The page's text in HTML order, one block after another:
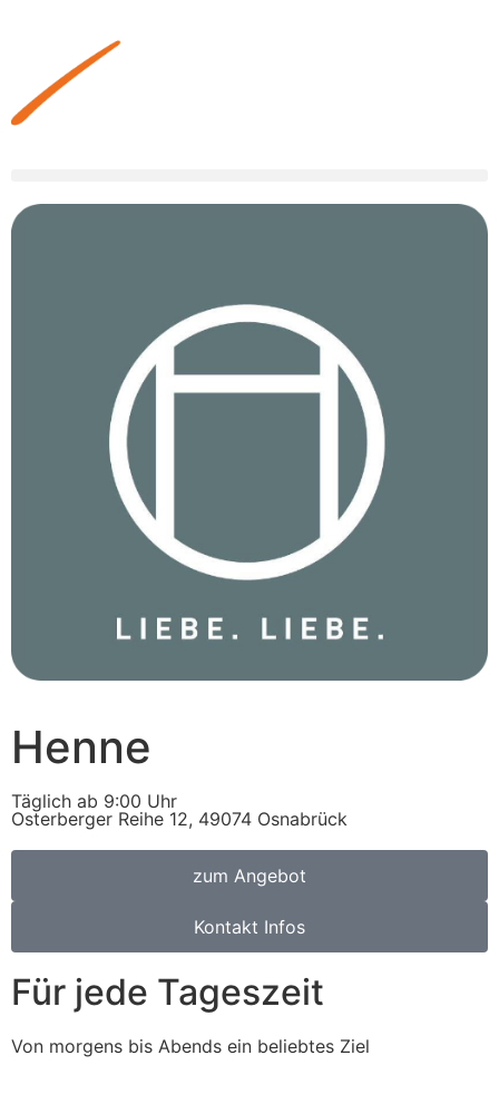
Henne
Täglich ab 9:00 Uhr
Osterberger Reihe 12, 49074 Osnabrück
zum Angebot
Kontakt Infos
Für jede Tageszeit
Von morgens bis Abends ein beliebtes Ziel